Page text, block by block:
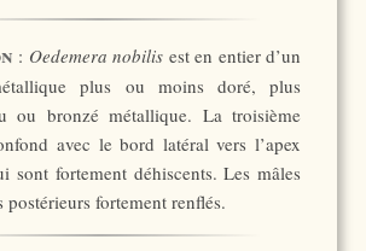
: Oedemera nobilis est en entier d’un
plus ou moins doré, plus
ou bronzé métallique. La troisième
avec le bord latéral vers l’apex
sont fortement déhiscents. Les mâles
postérieurs fortement renflés.